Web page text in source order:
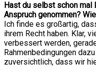
Hast du selbst schon
Anspruch genommen?
Ich finde es großartig,
ihrem Recht haben. Klar,
verbessert werden,
Rahmenbedingungen
zuversichtlich, dass wir